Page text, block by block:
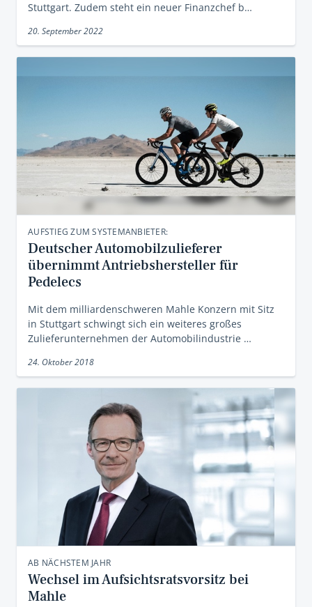
Stuttgart. Zudem steht ein neuer Finanzchef b…
20. September 2022
AUFSTIEG ZUM SYSTEMANBIETER:
Deutscher Automobilzulieferer
übernimmt Antriebshersteller für
Pedelecs
Mit dem milliardenschweren Mahle Konzern mit Sitz
in Stuttgart schwingt sich ein weiteres großes
Zulieferunternehmen der Automobilindustrie …
24. Oktober 2018
AB NÄCHSTEM JAHR
Wechsel im Aufsichtsratsvorsitz bei
Mahle